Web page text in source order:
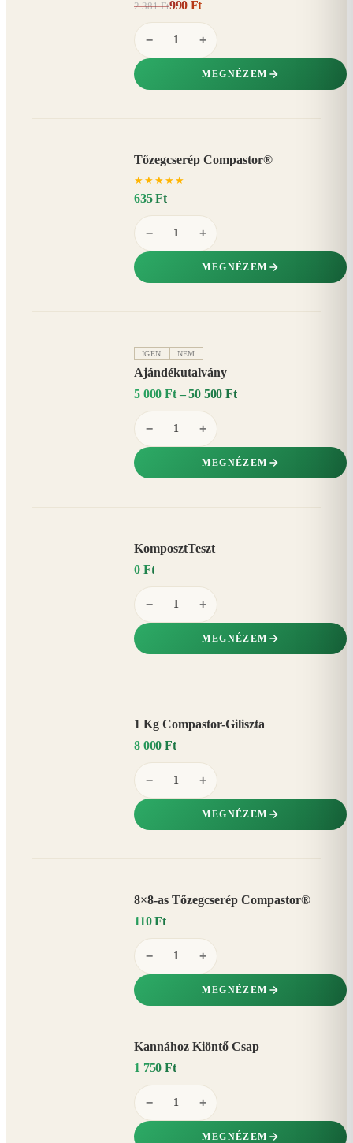
2 381 Ft990 Ft
− +
MEGNÉZEM
Tőzegcserép Compastor®
★ ★ ★ ★ ★
635 Ft
− +
MEGNÉZEM
IGEN NEM
Ajándékutalvány
5 000 Ft – 50 500 Ft
− +
MEGNÉZEM
KomposztTeszt
0 Ft
− +
MEGNÉZEM
1 Kg Compastor-Giliszta
8 000 Ft
− +
MEGNÉZEM
8×8-as Tőzegcserép Compastor®
110 Ft
− +
MEGNÉZEM
Kannához Kiöntő Csap
1 750 Ft
− +
MEGNÉZEM